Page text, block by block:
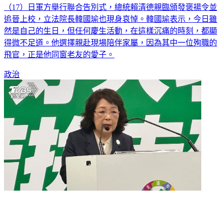
追晉上校，立法院長韓國瑜也現身哀悼。韓國瑜表示，今日雖
然是自己的生日，但任何慶生活動，在這樣沉痛的時刻，都顯
得微不足道。他選擇親赴現場陪伴家屬，因為其中一位殉職的
飛官，正是他同窗老友的愛子。